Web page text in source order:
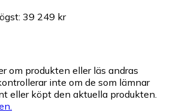
: 39 249 kr
om produkten eller läs andras
inte om de som lämnar
eller köpt den aktuella produkten.